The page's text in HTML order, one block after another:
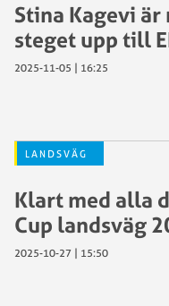
Stina Kagevi
steget upp till
2025-11-05 | 16:25
LANDSVÄG
Klart med alla
Cup landsväg
2025-10-27 | 15:50